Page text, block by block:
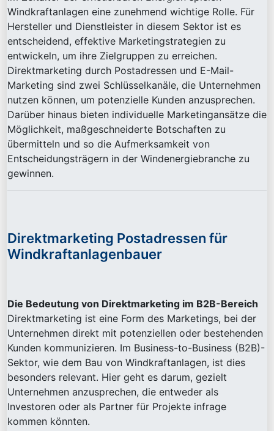
Windkraftanlagen eine zunehmend wichtige Rolle. Für
Hersteller und Dienstleister in diesem Sektor ist es
entscheidend, effektive Marketingstrategien zu
entwickeln, um ihre Zielgruppen zu erreichen.
Direktmarketing durch Postadressen und E-Mail-
Marketing sind zwei Schlüsselkanäle, die Unternehmen
nutzen können, um potenzielle Kunden anzusprechen.
Darüber hinaus bieten individuelle Marketingansätze die
Möglichkeit, maßgeschneiderte Botschaften zu
übermitteln und so die Aufmerksamkeit von
Entscheidungsträgern in der Windenergiebranche zu
gewinnen.
Direktmarketing Postadressen für
Windkraftanlagenbauer
Die Bedeutung von Direktmarketing im B2B-Bereich
Direktmarketing ist eine Form des Marketings, bei der
Unternehmen direkt mit potenziellen oder bestehenden
Kunden kommunizieren. Im Business-to-Business (B2B)-
Sektor, wie dem Bau von Windkraftanlagen, ist dies
besonders relevant. Hier geht es darum, gezielt
Unternehmen anzusprechen, die entweder als
Investoren oder als Partner für Projekte infrage
kommen könnten.